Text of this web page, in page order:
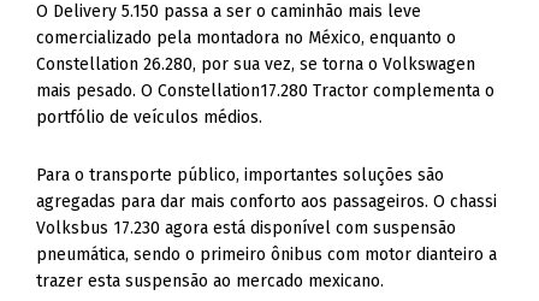
O Delivery 5.150 passa a ser o caminhão mais leve
comercializado pela montadora no México, enquanto o
Constellation 26.280, por sua vez, se torna o Volkswagen
mais pesado. O Constellation17.280 Tractor complementa o
portfólio de veículos médios.
Para o transporte público, importantes soluções são
agregadas para dar mais conforto aos passageiros. O chassi
Volksbus 17.230 agora está disponível com suspensão
pneumática, sendo o primeiro ônibus com motor dianteiro a
trazer esta suspensão ao mercado mexicano.